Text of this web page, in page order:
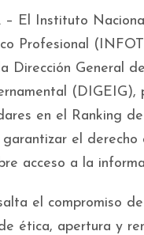
– El Instituto
Profesional
Dirección General
(DIGEIG),
en el Ranking de
garantizar el derecho
acceso a la
el compromiso
ética, apertura y